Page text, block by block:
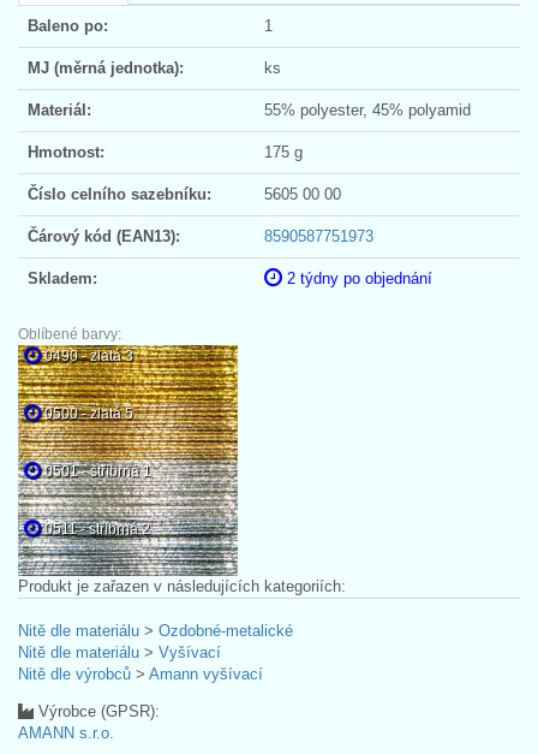
Baleno po: 1
MJ (měrná jednotka): ks
Materiál: 55% polyester, 45% polyamid
Hmotnost: 175 g
Číslo celního sazebníku: 5605 00 00
Čárový kód (EAN13): 8590587751973
Skladem: 2 týdny po objednání
Oblíbené barvy:
0490 - zlatá 3
0500 - zlatá 5
0501 - stříbrná 1
0511 - stříbrná 2
Produkt je zařazen v následujících kategoriích:
Nitě dle materiálu > Ozdobné-metalické
Nitě dle materiálu > Vyšívací
Nitě dle výrobců > Amann vyšívací
Výrobce (GPSR):
AMANN s.r.o.